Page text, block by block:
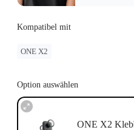
Kompatibel mit
ONE X2
Option auswählen
ONE X2